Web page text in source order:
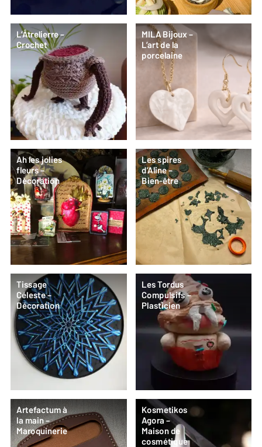
L’Âtrelierre –
Crochet
MILA Bijoux –
L’art de la
porcelaine
Ah les jolies
fleurs –
Décoration
Les spires
d’Aline –
Bien-être
Tissage
Céleste –
Décoration
Les Tordus
Compulsifs –
Plasticien
Artefactum à
la main –
Maroquinerie
Kosmetikos
Agora –
Maison de
cosmétique